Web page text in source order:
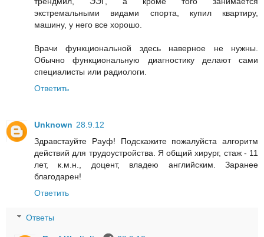
экстремальными видами спорта, купил квартиру,
машину, у него все хорошо.
Врачи функциональной здесь наверное не нужны.
Обычно функциональную диагностику делают сами
специалисты или радиологи.
Ответить
Unknown 28.9.12
Здравстауйте Рауф! Подскажите пожалуйста алгоритм
действий для трудоустройства. Я общий хирург, стаж - 11
лет, к.м.н., доцент, владею английским. Заранее
благодарен!
Ответить
Ответы